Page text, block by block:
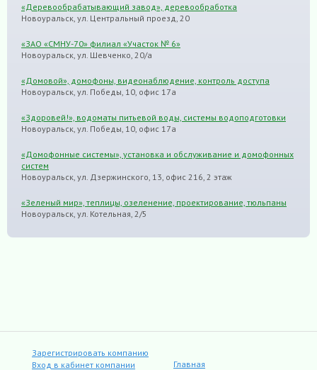
«Деревообрабатывающий завод», деревообработка
Новоуральск, ул. Центральный проезд, 20
«ЗАО «СМНУ-70» филиал «Участок № 6»
Новоуральск, ул. Шевченко, 20/а
«Домовой», домофоны, видеонаблюдение, контроль доступа
Новоуральск, ул. Победы, 10, офис 17а
«Здоровей!», водоматы питьевой воды, системы водоподготовки
Новоуральск, ул. Победы, 10, офис 17а
«Домофонные системы», установка и обслуживание и домофонных
систем
Новоуральск, ул. Дзержинского, 13, офис 216, 2 этаж
«Зеленый мир», теплицы, озеленение, проектирование, тюльпаны
Новоуральск, ул. Котельная, 2/5
Зарегистрировать компанию
Вход в кабинет компании
Главная